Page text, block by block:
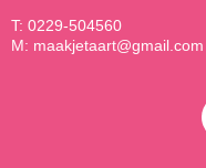
T: 0229-504560
M: maakjetaart@gmail.com